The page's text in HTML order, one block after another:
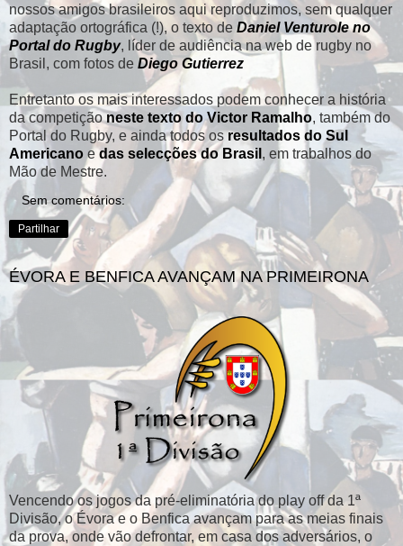
nossos amigos brasileiros aqui reproduzimos, sem qualquer
adaptação ortográfica (!), o texto deDaniel Venturole no
Portal do Rugby, líder de audiência na web de rugby no
Brasil, com fotos de Diego Gutierrez
Entretanto os mais interessados podem conhecer a história
da competiçãoneste texto do Victor Ramalho, também do
Portal do Rugby, e ainda todos osresultados do Sul
Americano e das selecções do Brasil , em trabalhos do
Mão de Mestre.
Sem comentários:
Partilhar
ÉVORA E BENFICA AVANÇAM NA PRIMEIRONA
Vencendo os jogos da pré-eliminatória do play off da 1ª
Divisão, o Évora e o Benfica avançam para as meias finais
da prova, onde vão defrontar, em casa dos adversários, o